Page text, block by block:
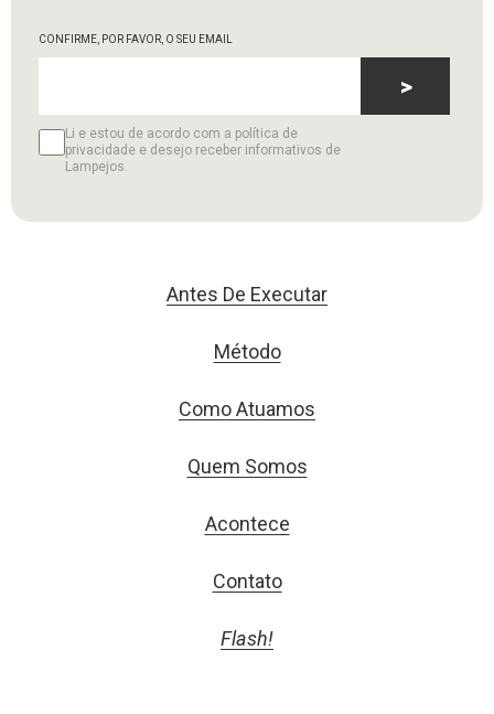
CONFIRME, POR FAVOR, O SEU EMAIL
Li e estou de acordo com a política de
privacidade e desejo receber informativos de
Lampejos.
>
Antes De Executar
Método
Como Atuamos
Quem Somos
Acontece
Contato
Flash!